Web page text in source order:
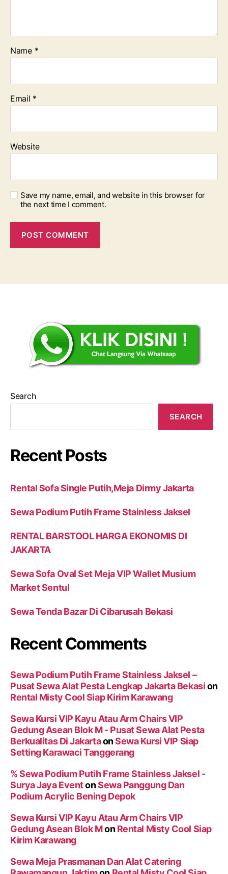
Name *
Email *
Website
Save my name, email, and website in this browser for
the next time I comment.
Search
SEARCH
Recent Posts
Rental Sofa Single Putih,Meja Dirmy Jakarta
Sewa Podium Putih Frame Stainless Jaksel
RENTAL BARSTOOL HARGA EKONOMIS DI
JAKARTA
Sewa Sofa Oval Set Meja VIP Wallet Musium
Market Sentul
Sewa Tenda Bazar Di Cibarusah Bekasi
Recent Comments
Sewa Podium Putih Frame Stainless Jaksel –
Pusat Sewa Alat Pesta Lengkap Jakarta Bekasion
Rental Misty Cool Siap Kirim Karawang
Sewa Kursi VIP Kayu Atau Arm Chairs VIP
Gedung Asean Blok M - Pusat Sewa Alat Pesta
Berkualitas Di JakartaonSewa Kursi VIP Siap
Setting Karawaci Tanggerang
% Sewa Podium Putih Frame Stainless Jaksel -
Surya Jaya EventonSewa Panggung Dan
Podium Acrylic Bening Depok
Sewa Kursi VIP Kayu Atau Arm Chairs VIP
Gedung Asean Blok MonRental Misty Cool Siap
Kirim Karawang
Sewa Meja Prasmanan Dan Alat Catering